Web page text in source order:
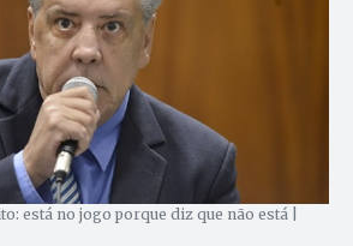
está no jogo porque diz que não está |